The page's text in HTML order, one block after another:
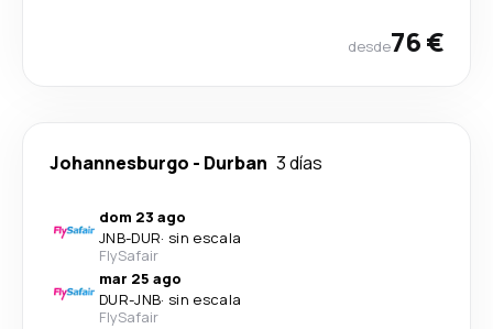
desde76 €
Johannesburgo - Durban 3 días
dom 23 ago
JNB-DUR· sin escala
FlySafair
mar 25 ago
DUR-JNB· sin escala
FlySafair